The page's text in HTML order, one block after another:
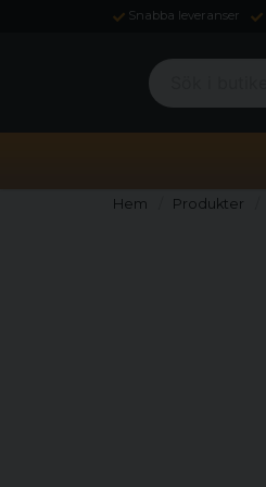
Snabba leveranser
Sök i butiken ...
Hem Produkter